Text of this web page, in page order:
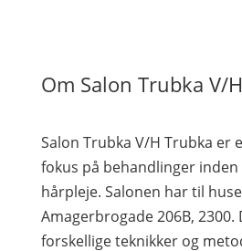
Om Salon Trubka V/
Salon Trubka V/H Trubka er
fokus på behandlinger
hårpleje. Salonen har til
Amagerbrogade 206B,
forskellige teknikker og